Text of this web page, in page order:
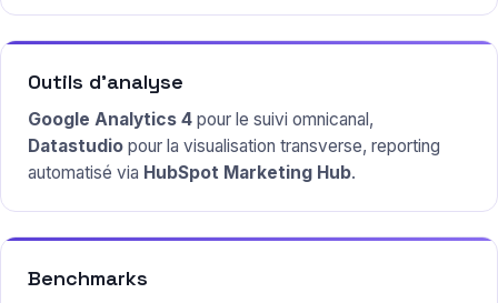
Outils d’analyse
Google Analytics 4 pour le suivi omnicanal,
Datastudio pour la visualisation transverse, reporting
automatisé via HubSpot Marketing Hub.
Benchmarks